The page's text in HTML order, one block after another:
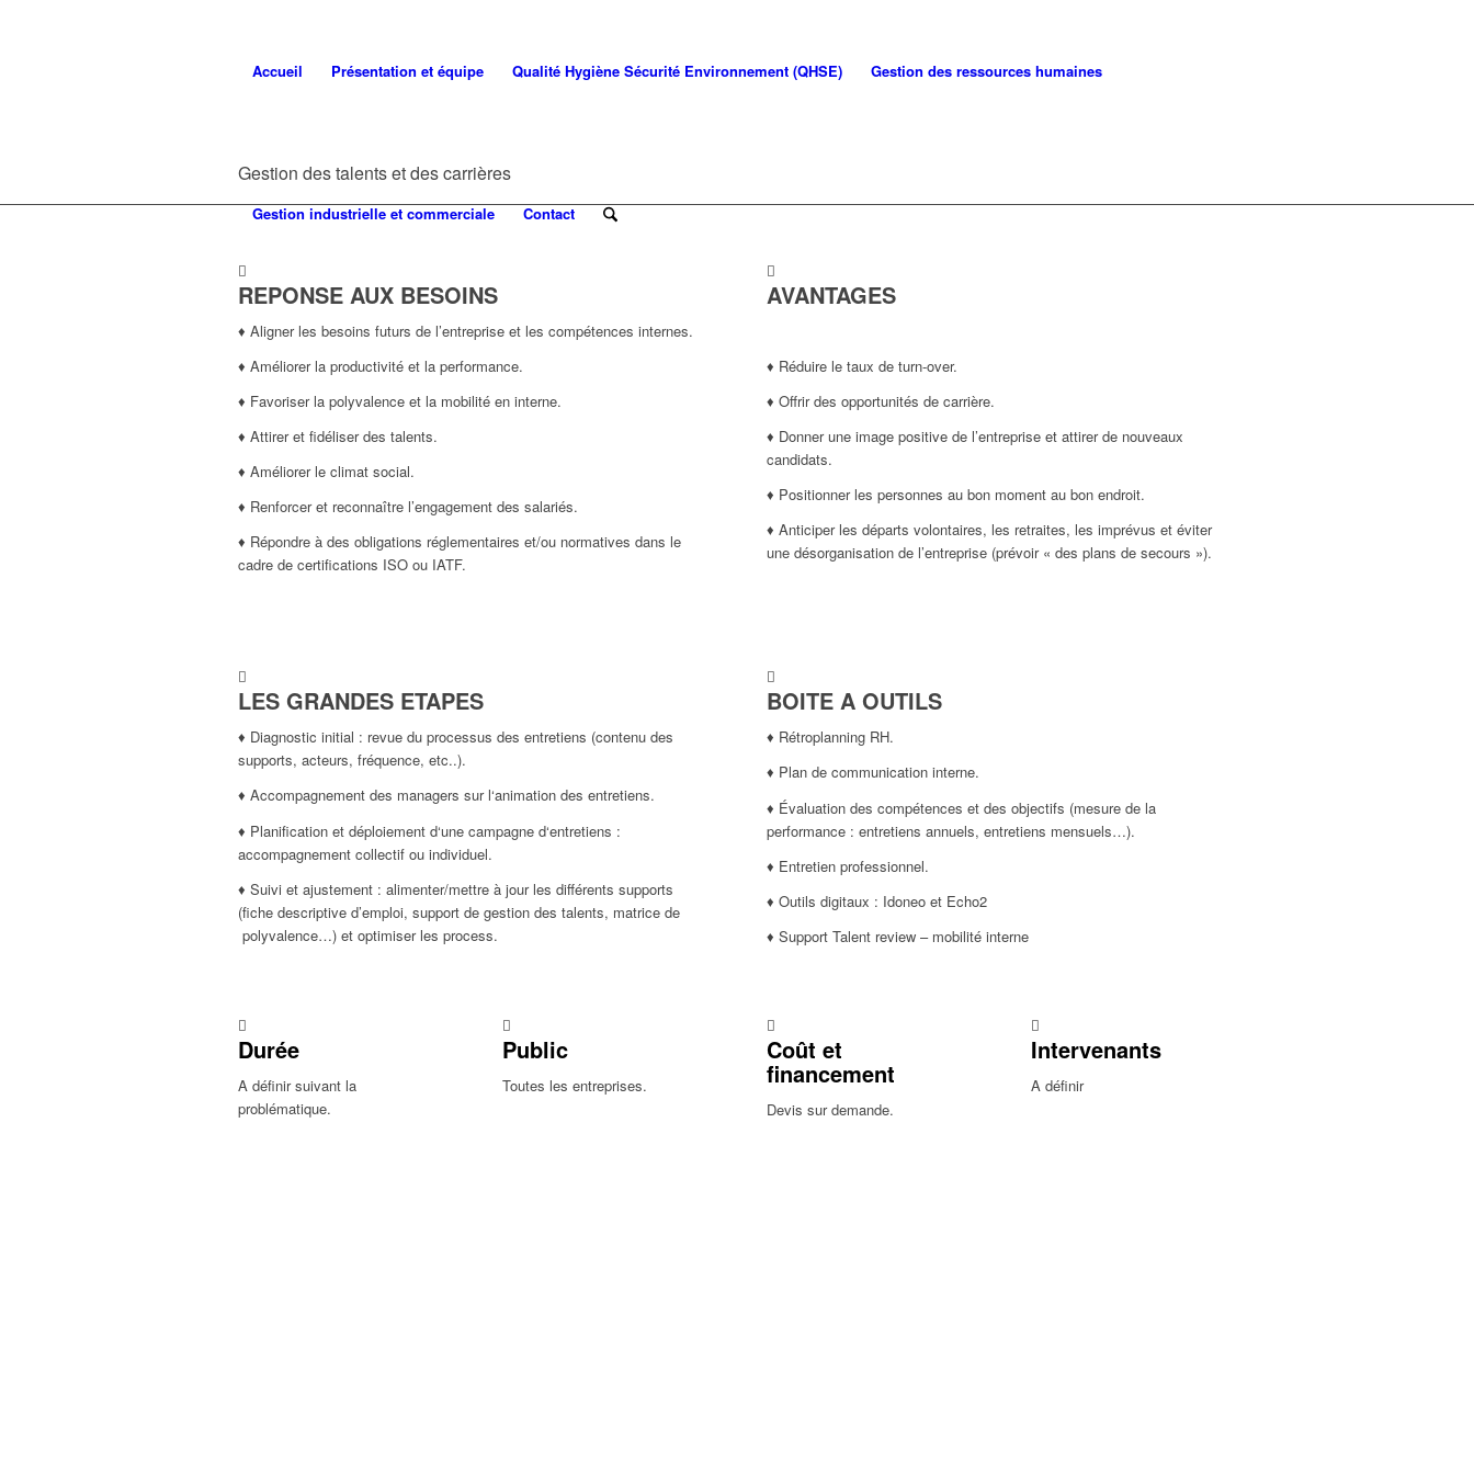
Accueil Présentation et équipe Qualité Hygiène Sécurité Environnement (QHSE) Gestion des ressources humaines
Gestion industrielle et commerciale Contact
Gestion des talents et des carrières
REPONSE AUX BESOINS
♦ Aligner les besoins futurs de l’entreprise et les compétences internes.
♦ Améliorer la productivité et la performance.
♦ Favoriser la polyvalence et la mobilité en interne.
♦ Attirer et fidéliser des talents.
♦ Améliorer le climat social.
♦ Renforcer et reconnaître l’engagement des salariés.
♦ Répondre à des obligations réglementaires et/ou normatives dans le
cadre de certifications ISO ou IATF.
AVANTAGES
♦ Réduire le taux de turn-over.
♦ Offrir des opportunités de carrière.
♦ Donner une image positive de l’entreprise et attirer de nouveaux
candidats.
♦ Positionner les personnes au bon moment au bon endroit.
♦ Anticiper les départs volontaires, les retraites, les imprévus et éviter
une désorganisation de l’entreprise (prévoir « des plans de secours »).
LES GRANDES ETAPES
♦ Diagnostic initial : revue du processus des entretiens (contenu des
supports, acteurs, fréquence, etc..).
♦ Accompagnement des managers sur l‘animation des entretiens.
♦ Planification et déploiement d‘une campagne d‘entretiens :
accompagnement collectif ou individuel.
♦ Suivi et ajustement : alimenter/mettre à jour les différents supports
(fiche descriptive d’emploi, support de gestion des talents, matrice de
polyvalence…) et optimiser les process.
BOITE A OUTILS
♦ Rétroplanning RH.
♦ Plan de communication interne.
♦ Évaluation des compétences et des objectifs (mesure de la
performance : entretiens annuels, entretiens mensuels…).
♦ Entretien professionnel.
♦ Outils digitaux : Idoneo et Echo2
♦ Support Talent review – mobilité interne
Durée
A définir suivant la
problématique.
Public
Toutes les entreprises.
Coût et
financement
Devis sur demande.
Intervenants
A définir